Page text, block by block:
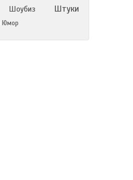
Шоубиз Штуки
Юмор